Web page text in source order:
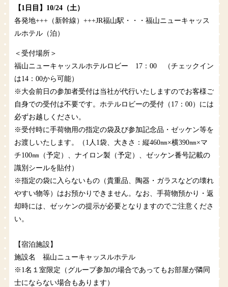
【1日目】10/24（土）
各発地+++（新幹線）+++JR福山駅・・・福山ニューキャッス
ルホテル（泊）
＜受付場所＞
福山ニューキャッスルホテルロビー 17：00 （チェックイン
は14：00から可能）
※大会前日の参加者受付は当社が代行いたしますのでお客様ご
自身での受付は不要です。ホテルロビーの受付（17：00）には
必ずお越しください。
※受付時に手荷物用の指定の袋及び参加記念品・ゼッケン等を
お渡しいたします。（1人1袋、大きさ：縦460㎜×横390㎜×マ
チ100㎜（予定）、ナイロン製（予定）、ゼッケン番号記載の
識別シールを貼付）
※指定の袋に入らないもの（貴重品、陶器・ガラスなどの壊れ
やすい物等）はお預かりできません。なお、手荷物預かり・返
却時には、ゼッケンの提示が必要となりますのでご注意くださ
い。
【宿泊施設】
施設名 福山ニューキャッスルホテル
※1名１室限定（グループ参加の場合であってもお部屋が隣同
士にならない場合もあります）